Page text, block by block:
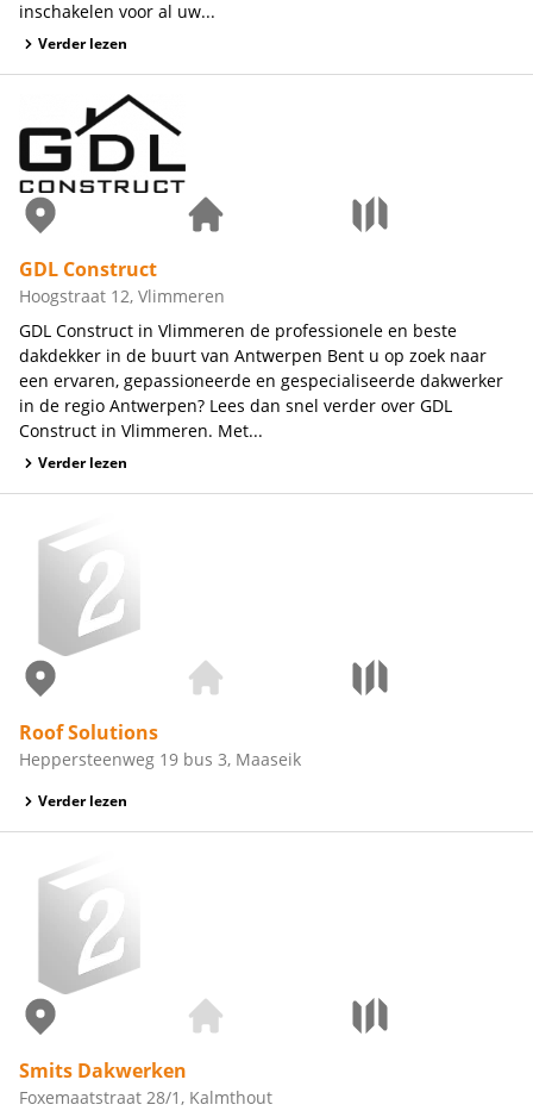
inschakelen voor al uw...
Verder lezen
GDL Construct
Hoogstraat 12, Vlimmeren
GDL Construct in Vlimmeren de professionele en beste
dakdekker in de buurt van Antwerpen Bent u op zoek naar
een ervaren, gepassioneerde en gespecialiseerde dakwerker
in de regio Antwerpen? Lees dan snel verder over GDL
Construct in Vlimmeren. Met...
Verder lezen
Roof Solutions
Heppersteenweg 19 bus 3, Maaseik
Verder lezen
Smits Dakwerken
Foxemaatstraat 28/1, Kalmthout